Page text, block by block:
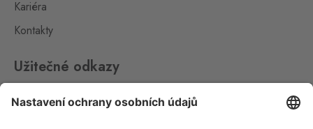
Kariéra
Kontakty
Užitečné odkazy